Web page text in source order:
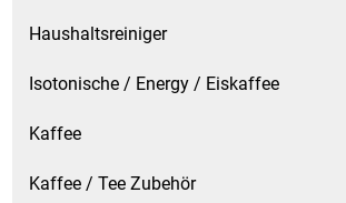
Haushaltsreiniger
Isotonische / Energy / Eiskaffee
Kaffee
Kaffee / Tee Zubehör